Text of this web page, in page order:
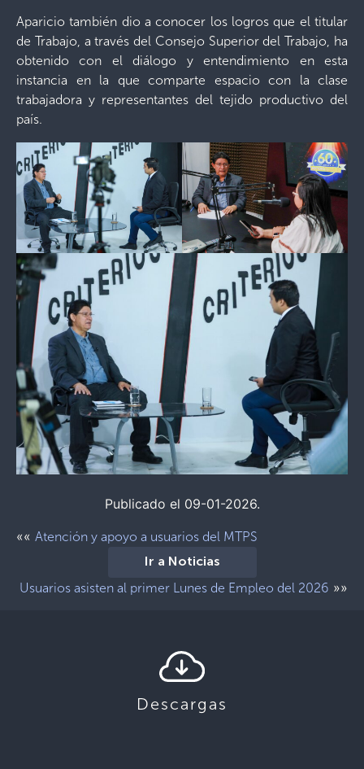
Aparicio también dio a conocer los logros que el titular
de Trabajo, a través del Consejo Superior del Trabajo, ha
obtenido con el diálogo y entendimiento en esta
instancia en la que comparte espacio con la clase
trabajadora y representantes del tejido productivo del
país.
Publicado el 09-01-2026.
«« Atención y apoyo a usuarios del MTPS
Ir a Noticias
Usuarios asisten al primer Lunes de Empleo del 2026 »»
Descargas